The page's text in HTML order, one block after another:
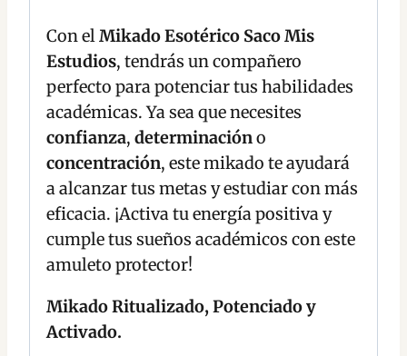
Con elMikado Esotérico Saco Mis
Estudios, tendrás un compañero
perfecto para potenciar tus habilidades
académicas. Ya sea que necesites
confianza, determinacióno
concentración, este mikado te ayudará
a alcanzar tus metas y estudiar con más
eficacia. ¡Activa tu energía positiva y
cumple tus sueños académicos con este
amuleto protector!
Mikado Ritualizado, Potenciado y
Activado.